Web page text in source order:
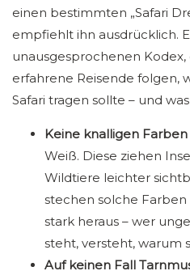
einen bestimmten „Safari
empfiehlt ihn ausdrücklich.
unausgesprochenen Kodex,
erfahrene Reisende folgen,
Safari tragen sollte – und
Keine knalligen Farben
Weiß. Diese ziehen
Wildtiere leichter
stechen solche
stark heraus – wer
steht, versteht, warum
Auf keinen Fall